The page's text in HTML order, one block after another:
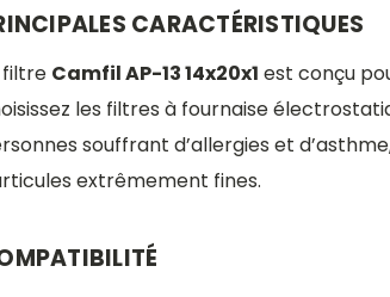
CARACTÉRISTIQUES
filtre Camfil AP-13 14x20x1 est conçu
les filtres à fournaise
souffrant d’allergies et
extrêmement fines.